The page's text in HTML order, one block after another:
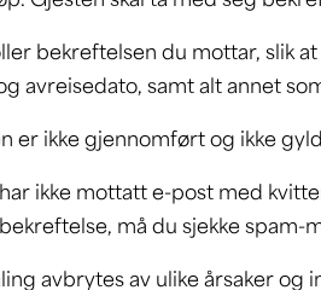
bekreftelsen du mottar, slik
avreisedato, samt alt annet
er ikke gjennomført og ikke
ikke mottatt e-post med
må du sjekke
avbrytes av ulike årsaker og